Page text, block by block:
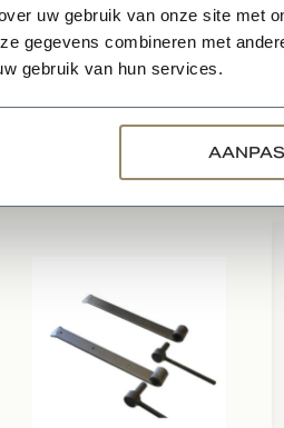
uw gebruik van onze site met
gegevens combineren met
gebruik van hun services.
een offerte aan om een
uw voorstel zo goed mogelijk
kozijntekening als
Gerelateerde